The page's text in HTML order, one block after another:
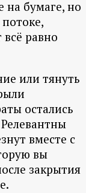
на бумаге, но
всё равно
или тянуть
остались
вместе с
вы
закрытия